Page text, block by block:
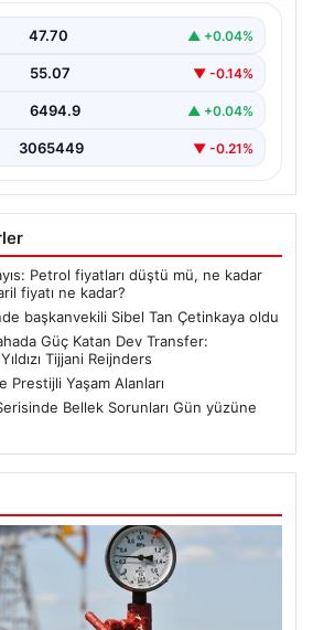
47.70 ▲ +0.04%
55.07 ▼ -0.14%
6494.9 ▲ +0.04%
3065449 ▼ -0.21%
Petrol fiyatları düştü mü, ne kadar
fiyatı ne kadar?
başkanvekili Sibel Tan Çetinkaya oldu
Güç Katan Dev Transfer:
Tijjani Reijnders
Yaşam Alanları
Bellek Sorunları Gün yüzüne